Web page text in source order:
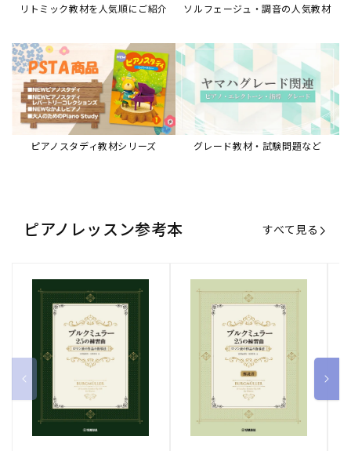
リトミック教材を人気順にご紹介 ソルフェージュ・調音の人気教材
ピアノスタディ教材シリーズ グレード教材・試験問題など
ピアノレッスン参考本 すべて見る